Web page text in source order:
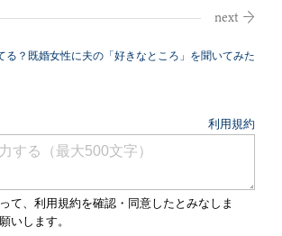
る？既婚女性に夫の「好きなところ」を聞いてみた